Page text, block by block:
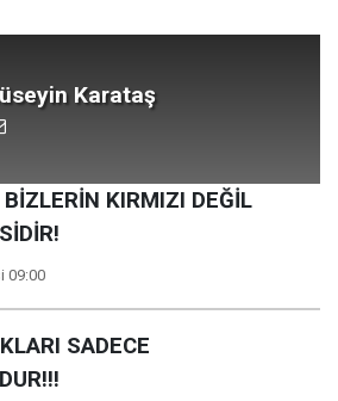
Karataş
KIRMIZI DEĞİL
09:00
SADECE